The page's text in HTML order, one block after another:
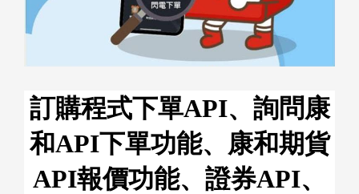
訂購程式下單API、詢問康
和API下單功能、康和期貨
API報價功能、證券API、